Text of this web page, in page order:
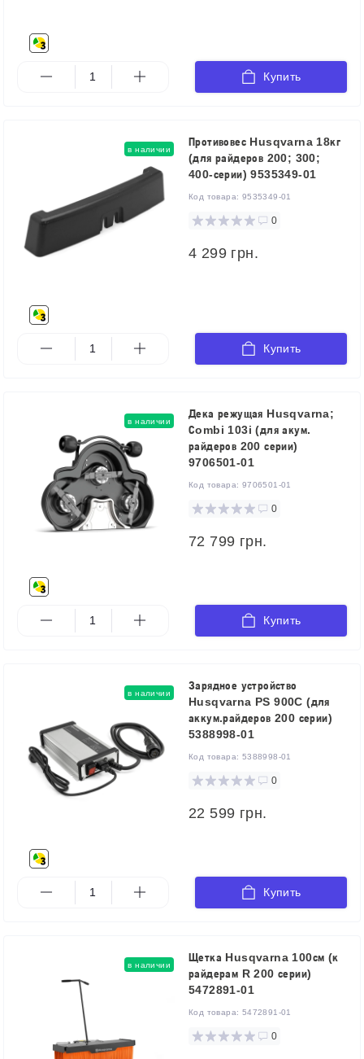
Купить
в наличии
Противовес Husqvarna 18кг
(для райдеров 200; 300;
400-серии) 9535349-01
Код товара: 9535349-01
0
4 299 грн.
Купить
в наличии
Дека режущая Husqvarna;
Сombi 103i (для акум.
райдеров 200 серии)
9706501-01
Код товара: 9706501-01
0
72 799 грн.
Купить
в наличии
Зарядное устройство
Husqvarna PS 900C (для
аккум.райдеров 200 серии)
5388998-01
Код товара: 5388998-01
0
22 599 грн.
Купить
в наличии
Щетка Husqvarna 100см (к
райдерам R 200 серии)
5472891-01
Код товара: 5472891-01
0